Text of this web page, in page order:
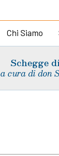
Chi Siamo
Schegge
a cura di don